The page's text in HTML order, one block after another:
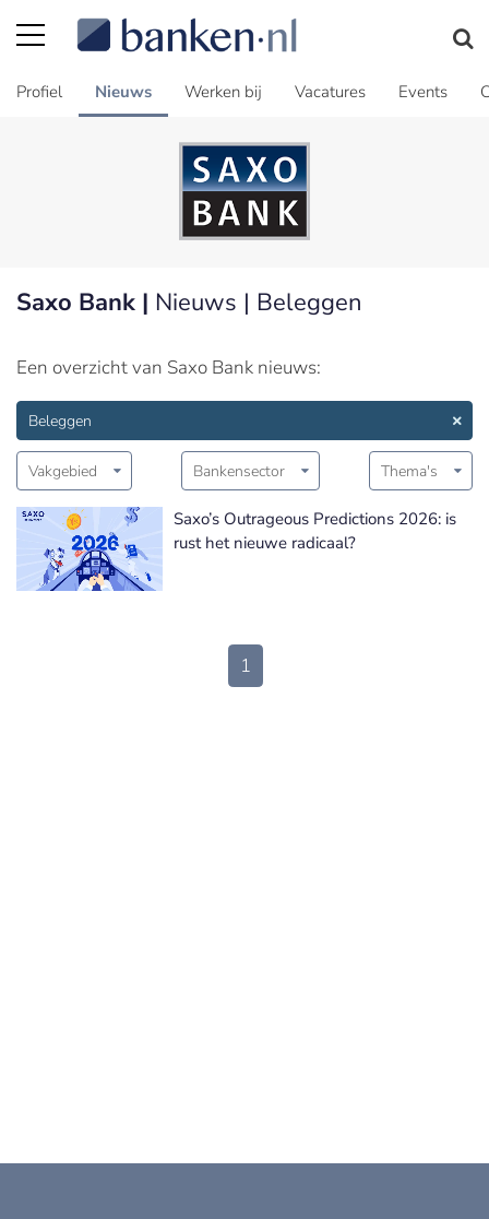
Profiel Nieuws Werken bij Vacatures Events
Saxo Bank | Nieuws | Beleggen
Een overzicht van Saxo Bank nieuws:
Beleggen
Vakgebied Bankensector Thema's
Saxo’s Outrageous Predictions 2026: is
rust het nieuwe radicaal?
1